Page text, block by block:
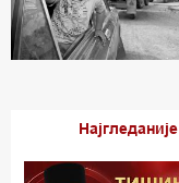
Најгледаније